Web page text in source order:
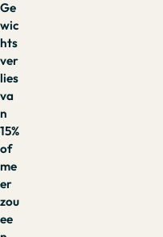
Ge
wic
hts
ver
lies
va
n
15%
of
me
er
zou
ee